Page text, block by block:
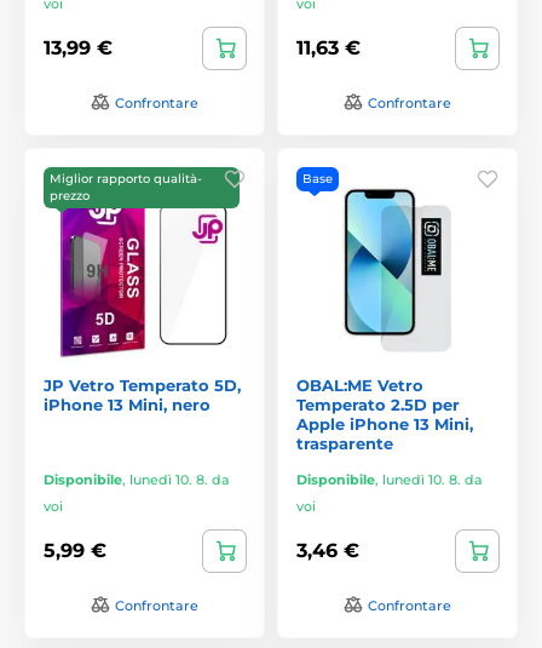
13,99 €
Confrontare
11,63 €
Confrontare
Miglior rapporto qualità-
prezzo
JP Vetro Temperato 5D,
iPhone 13 Mini, nero
Disponibile, lunedì 10. 8. da
voi
5,99 €
Confrontare
Base
OBAL:ME Vetro
Temperato 2.5D per
Apple iPhone 13 Mini,
trasparente
Disponibile, lunedì 10. 8. da
voi
3,46 €
Confrontare